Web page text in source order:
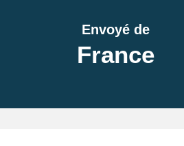
Envoyé de
France